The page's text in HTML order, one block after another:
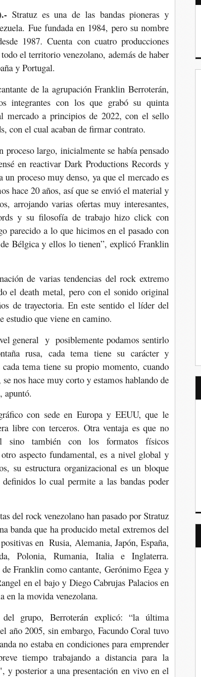
Stratuz es una de las bandas pioneras y
Fue fundada en 1984, pero su nombre
1987. Cuenta con cuatro producciones
el territorio venezolano, además de haber
y Portugal.
de la agrupación Franklin Berroterán,
integrantes con los que grabó su quinta
mercado a principios de 2022, con el sello
con el cual acaban de firmar contrato.
proceso largo, inicialmente se había pensado
en reactivar Dark Productions Records y
proceso muy denso, ya que el mercado es
hace 20 años, así que se envió el material y
arrojando varias ofertas muy interesantes,
y su filosofía de trabajo hizo click con
parecido a lo que hicimos en el pasado con
Bélgica y ellos lo tienen”, explicó Franklin
de varias tendencias del rock extremo
el death metal, pero con el sonido original
de trayectoria. En este sentido el líder del
estudio que viene en camino.
general y posiblemente podamos sentirlo
rusa, cada tema tiene su carácter y
tema tiene su propio momento, cuando
nos hace muy corto y estamos hablando de
apuntó.
con sede en Europa y EEUU, que le
libre con terceros. Otra ventaja es que no
sino también con los formatos físicos
aspecto fundamental, es a nivel global y
su estructura organizacional es un bloque
lo cual permite a las bandas poder
del rock venezolano han pasado por Stratuz
banda que ha producido metal extremos del
en Rusia, Alemania, Japón, España,
Polonia, Rumania, Italia e Inglaterra.
Franklin como cantante, Gerónimo Egea y
en el bajo y Diego Cabrujas Palacios en
en la movida venezolana.
grupo, Berroterán explicó: “la última
año 2005, sin embargo, Facundo Coral tuvo
no estaba en condiciones para emprender
tiempo trabajando a distancia para la
posterior a una presentación en vivo en el